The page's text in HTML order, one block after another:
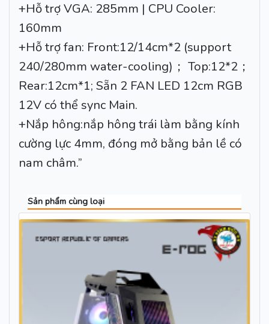
+Hỗ trợ VGA: 285mm | CPU Cooler:
160mm
+Hỗ trợ fan: Front:12/14cm*2 (support
240/280mm water-cooling)； Top:12*2；
Rear:12cm*1; Sẵn 2 FAN LED 12cm RGB
12V có thể sync Main.
+Nắp hông:nắp hông trái làm bằng kính
cường lực 4mm, đóng mở bằng bản lề có
nam châm.”
Sản phẩm cùng loại